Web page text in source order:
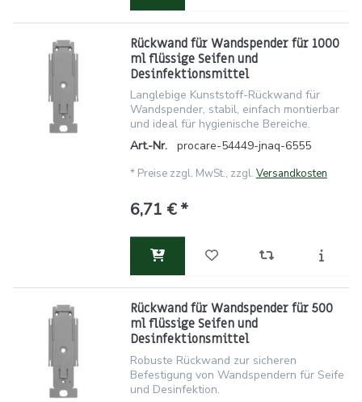
Rückwand für Wandspender für 1000
ml flüssige Seifen und
Desinfektionsmittel
Langlebige Kunststoff-Rückwand für
Wandspender, stabil, einfach montierbar
und ideal für hygienische Bereiche.
Art.-Nr.
procare-54449-jnaq-6555
* Preise zzgl. MwSt., zzgl. Versandkosten
6,71 € *
Rückwand für Wandspender für 500
ml flüssige Seifen und
Desinfektionsmittel
Robuste Rückwand zur sicheren
Befestigung von Wandspendern für Seife
und Desinfektion.